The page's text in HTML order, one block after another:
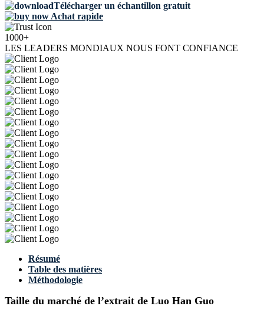
Télécharger un échantillon gratuit
Achat rapide
1000+
LES LEADERS MONDIAUX NOUS FONT CONFIANCE
Résumé
Table des matières
Méthodologie
Taille du marché de l’extrait de Luo Han Guo